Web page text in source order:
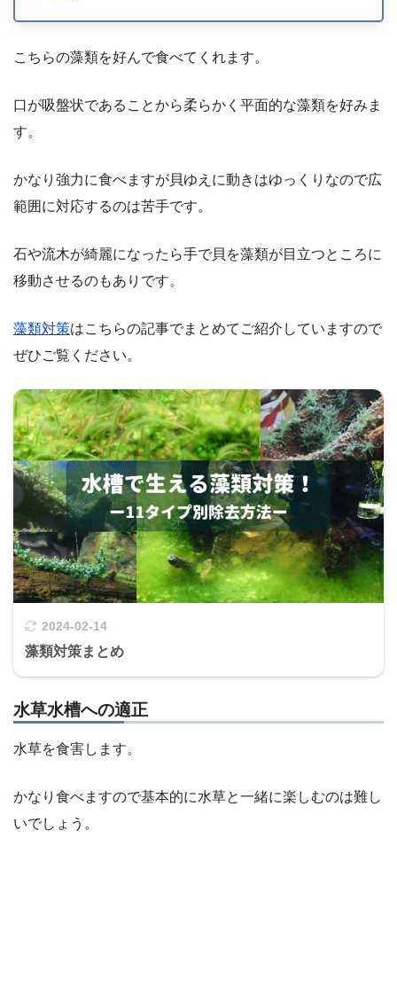
こちらの藻類を好んで食べてくれます。
口が吸盤状であることから柔らかく平面的な藻類を好みま
す。
かなり強力に食べますが貝ゆえに動きはゆっくりなので広
範囲に対応するのは苦手です。
石や流木が綺麗になったら手で貝を藻類が目立つところに
移動させるのもありです。
藻類対策はこちらの記事でまとめてご紹介していますので
ぜひご覧ください。
2024-02-14
藻類対策まとめ
水草水槽への適正
水草を食害します。
かなり食べますので基本的に水草と一緒に楽しむのは難し
いでしょう。